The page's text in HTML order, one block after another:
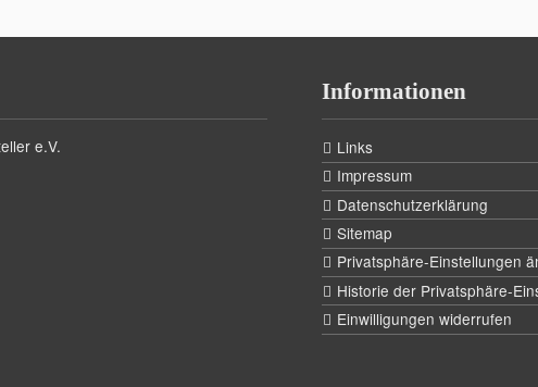
e.V.
Informationen
Links
Impressum
Datenschutzerklärung
Sitemap
Privatsphäre-Einstellungen
Historie der Privatsphäre-
Einwilligungen widerrufen